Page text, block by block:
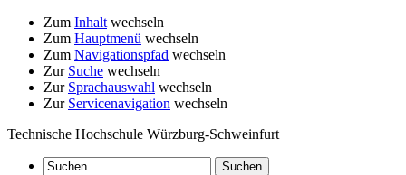
Zum Inhalt wechseln
Zum Hauptmenü wechseln
Zum Navigationspfad wechseln
Zur Suche wechseln
Zur Sprachauswahl wechseln
Zur Servicenavigation wechseln
Technische Hochschule Würzburg-Schweinfurt